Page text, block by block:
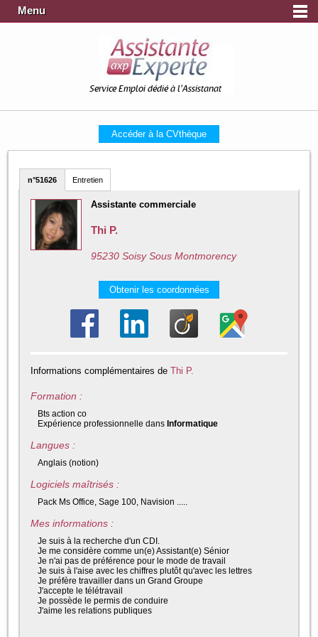
Menu
Service Emploi dédié à l'Assistanat
Accéder à la CVthèque
n°51626 Entretien
Assistante commerciale
Thi P.
95230 Soisy Sous Montmorency
Obtenir les coordonnées
Informations complémentaires de Thi P.
Formation :
Bts action co
Expérience professionnelle dans Informatique
Langues :
Anglais (notion)
Logiciels maîtrisés :
Pack Ms Office, Sage 100, Navision .....
Mes informations :
Je suis à la recherche d'un CDI.
Je me considère comme un(e) Assistant(e) Sénior
Je n'ai pas de préférence pour le mode de travail
Je suis à l'aise avec les chiffres plutôt qu'avec les lettres
Je préfère travailler dans un Grand Groupe
J'accepte le télétravail
Je possède le permis de conduire
J'aime les relations publiques